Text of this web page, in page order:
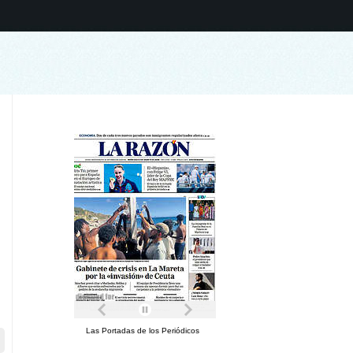
Las Portadas de los Periódicos